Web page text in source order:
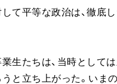
して平等な政治は、徹底
生たちは、当時として
と立ち上がった。いま